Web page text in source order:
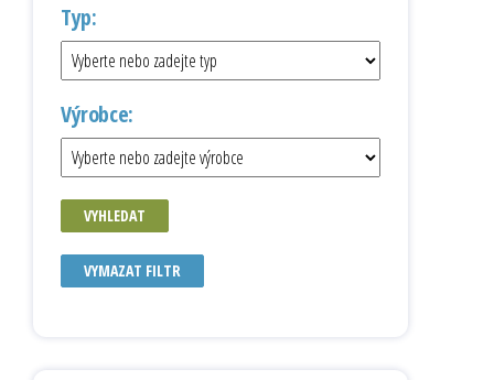
Typ:
Výrobce:
VYHLEDAT
VYMAZAT FILTR